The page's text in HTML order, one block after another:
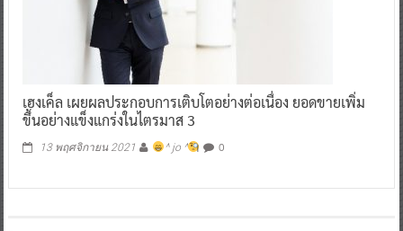
เฮงเค็ล เผยผลประกอบการเติบโตอย่างต่อเนื่อง ยอดขายเพิ่ม
ขึ้นอย่างแข็งแกร่งในไตรมาส 3
13 พฤศจิกายน 2021 ^ jo ^ 0